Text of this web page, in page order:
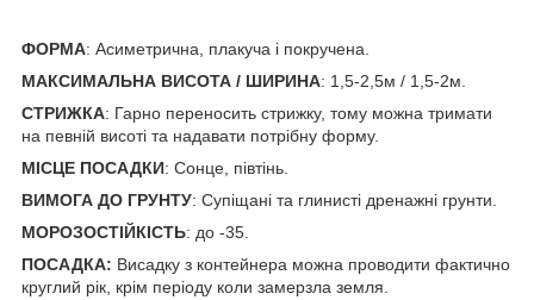
ФОРМА: Асиметрична, плакуча і покручена.
МАКСИМАЛЬНА ВИСОТА / ШИРИНА: 1,5-2,5м / 1,5-2м.
СТРИЖКА: Гарно переносить стрижку, тому можна тримати
на певній висоті та надавати потрібну форму.
МІСЦЕ ПОСАДКИ: Сонце, півтінь.
ВИМОГА ДО ГРУНТУ: Супіщані та глинисті дренажні грунти.
МОРОЗОСТІЙКІСТЬ: до -35.
ПОСАДКА: Висадку з контейнера можна проводити фактично
круглий рік, крім періоду коли замерзла земля.